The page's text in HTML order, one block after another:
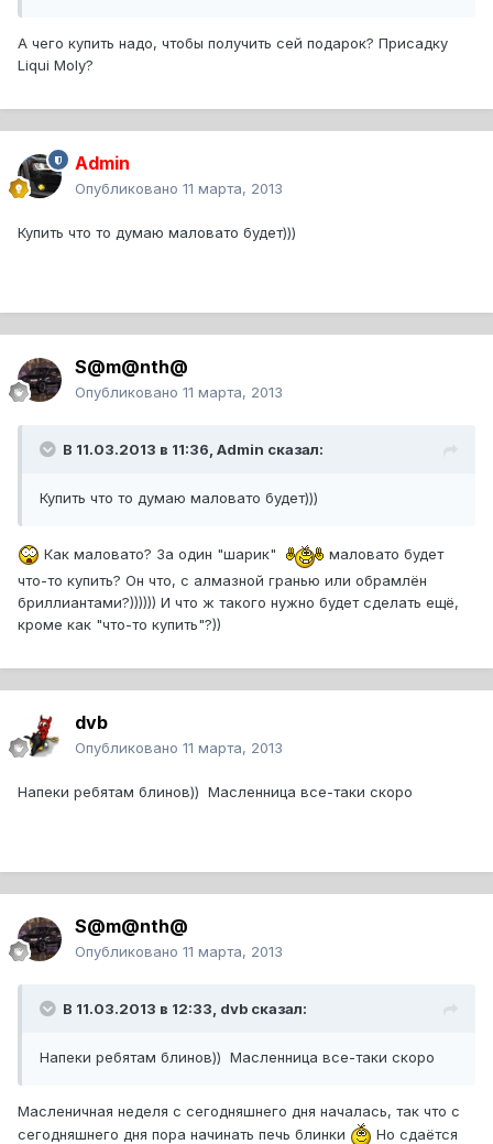
А чего купить надо, чтобы получить сей подарок? Присадку
Liqui Moly?
Admin
Опубликовано 11 марта, 2013
Купить что то думаю маловато будет)))
S@m@nth@
Опубликовано 11 марта, 2013
В 11.03.2013 в 11:36, Admin сказал:
Купить что то думаю маловато будет)))
Как маловато? За один "шарик"
маловато будет
что-то купить? Он что, с алмазной гранью или обрамлён
бриллиантами?)))))) И что ж такого нужно будет сделать ещё,
кроме как "что-то купить"?))
dvb
Опубликовано 11 марта, 2013
Напеки ребятам блинов)) Масленница все-таки скоро
S@m@nth@
Опубликовано 11 марта, 2013
В 11.03.2013 в 12:33, dvb сказал:
Напеки ребятам блинов)) Масленница все-таки скоро
Масленичная неделя с сегодняшнего дня началась, так что с
сегодняшнего дня пора начинать печь блинки
Но сдаётся